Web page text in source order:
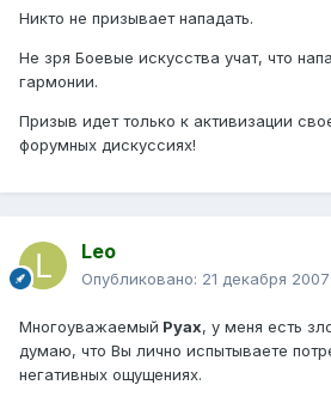
Никто не призывает нападать.
Не зря Боевые искусства учат, что
гармонии.
Призыв идет только к активизации
форумных дискуссиях!
Leo
Опубликовано: 21 декабря 2007
Многоуважаемый Руах, у меня есть
думаю, что Вы лично испытываете
негативных ощущениях.